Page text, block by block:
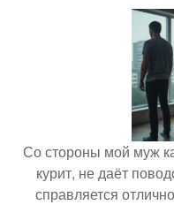
Со стороны мой муж
курит, не даёт
справляется